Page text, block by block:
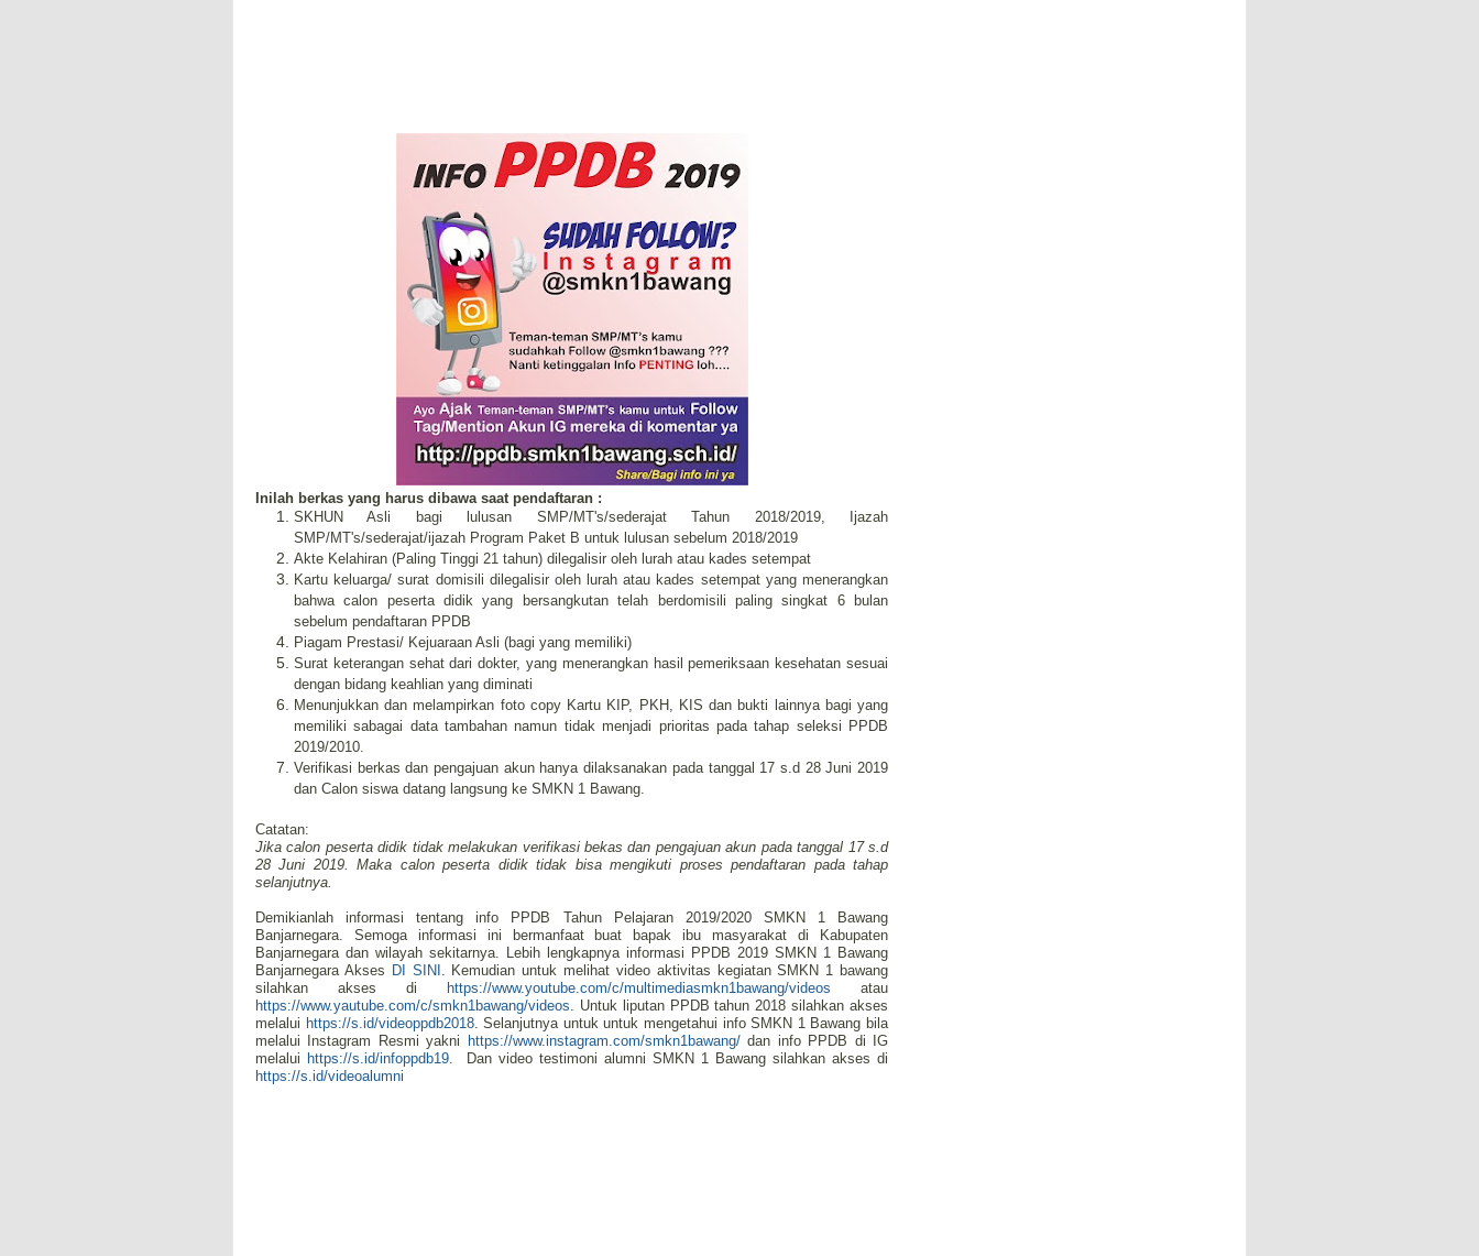
Inilah berkas yang harus dibawa saat pendaftaran :
SKHUN Asli bagi lulusan SMP/MT's/sederajat Tahun 2018/2019, Ijazah
SMP/MT's/sederajat/ijazah Program Paket B untuk lulusan sebelum 2018/2019
Akte Kelahiran (Paling Tinggi 21 tahun) dilegalisir oleh lurah atau kades setempat
Kartu keluarga/ surat domisili dilegalisir oleh lurah atau kades setempat yang menerangkan
bahwa calon peserta didik yang bersangkutan telah berdomisili paling singkat 6 bulan
sebelum pendaftaran PPDB
Piagam Prestasi/ Kejuaraan Asli (bagi yang memiliki)
Surat keterangan sehat dari dokter, yang menerangkan hasil pemeriksaan kesehatan sesuai
dengan bidang keahlian yang diminati
Menunjukkan dan melampirkan foto copy Kartu KIP, PKH, KIS dan bukti lainnya bagi yang
memiliki sabagai data tambahan namun tidak menjadi prioritas pada tahap seleksi PPDB
2019/2010.
Verifikasi berkas dan pengajuan akun hanya dilaksanakan pada tanggal 17 s.d 28 Juni 2019
dan Calon siswa datang langsung ke SMKN 1 Bawang.
Catatan:
Jika calon peserta didik tidak melakukan verifikasi bekas dan pengajuan akun pada tanggal 17 s.d
28 Juni 2019. Maka calon peserta didik tidak bisa mengikuti proses pendaftaran pada tahap
selanjutnya.
Demikianlah informasi tentang info PPDB Tahun Pelajaran 2019/2020 SMKN 1 Bawang
Banjarnegara. Semoga informasi ini bermanfaat buat bapak ibu masyarakat di Kabupaten
Banjarnegara dan wilayah sekitarnya. Lebih lengkapnya informasi PPDB 2019 SMKN 1 Bawang
Banjarnegara Akses DI SINI . Kemudian untuk melihat video aktivitas kegiatan SMKN 1 bawang
silahkan akses di
https://www.youtube.com/c/multimediasmkn1bawang/videos atau
https://www.yautube.com/c/smkn1bawang/videos. Untuk liputan PPDB tahun 2018 silahkan akses
melalui https://s.id/videoppdb2018. Selanjutnya untuk untuk mengetahui info SMKN 1 Bawang bila
melalui Instagram Resmi yakni
https://www.instagram.com/smkn1bawang/dan info PPDB di IG
melalui https://s.id/infoppdb19. Dan video testimoni alumni SMKN 1 Bawang silahkan akses di
https://s.id/videoalumni